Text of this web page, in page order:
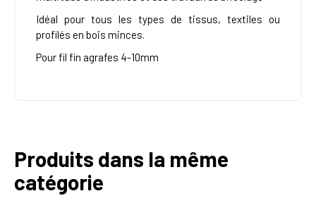
Idéal pour tous les types de tissus, textiles ou
profilés en bois minces.
Pour fil fin agrafes 4-10mm
Produits dans la même
catégorie